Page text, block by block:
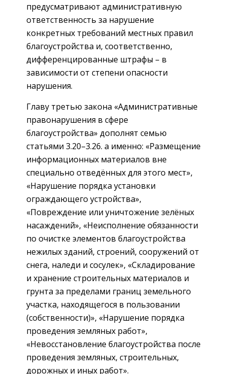
предусматривают административную
ответственность за нарушение
конкретных требований местных правил
благоустройства и, соответственно,
дифференцированные штрафы – в
зависимости от степени опасности
нарушения.
Главу третью закона «Административные
правонарушения в сфере
благоустройства» дополнят семью
статьями 3.20–3.26. а именно: «Размещение
информационных материалов вне
специально отведённых для этого мест»,
«Нарушение порядка установки
ограждающего устройства»,
«Повреждение или уничтожение зелёных
насаждений», «Неисполнение обязанности
по очистке элементов благоустройства
нежилых зданий, строений, сооружений от
снега, наледи и сосулек», «Складирование
и хранение строительных материалов и
грунта за пределами границ земельного
участка, находящегося в пользовании
(собственности)», «Нарушение порядка
проведения земляных работ»,
«Невосстановление благоустройства после
проведения земляных, строительных,
дорожных и иных работ».